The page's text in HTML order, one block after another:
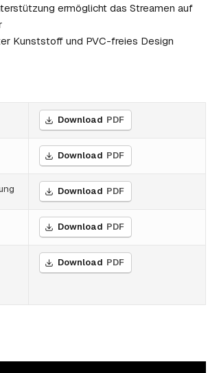
ermöglicht das Streamen auf
Kunststoff und PVC-freies Design
Download PDF
Download PDF
Download PDF
Download PDF
Download PDF